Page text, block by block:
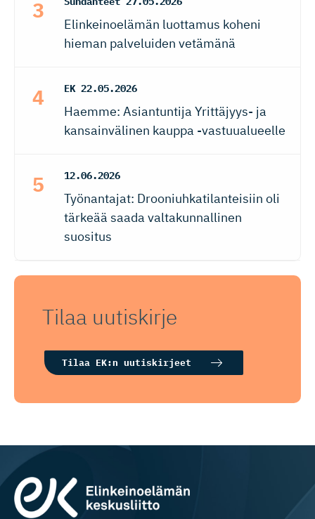
Elinkeinoelämän luottamus koheni
hieman palveluiden vetämänä
EK 22.05.2026
Haemme: Asiantuntija Yrittäjyys- ja
kansainvälinen kauppa -vastuualueelle
12.06.2026
Työnantajat: Drooniuhkatilanteisiin oli
tärkeää saada valtakunnallinen
suositus
Tilaa uutiskirje
Tilaa EK:n uutiskirjeet